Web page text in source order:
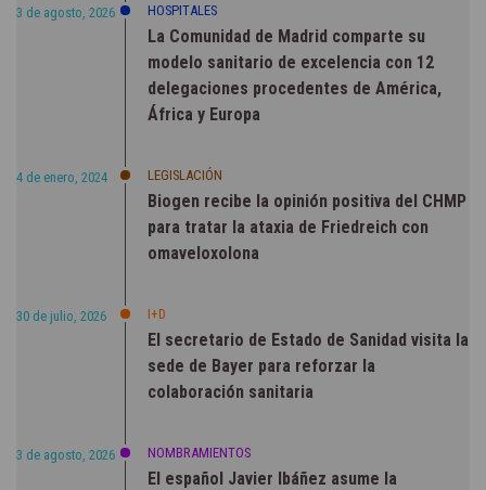
3 de agosto, 2026 HOSPITALES
La Comunidad de Madrid comparte su
modelo sanitario de excelencia con 12
delegaciones procedentes de América,
África y Europa
4 de enero, 2024 LEGISLACIÓN
Biogen recibe la opinión positiva del CHMP
para tratar la ataxia de Friedreich con
omaveloxolona
30 de julio, 2026 I+D
El secretario de Estado de Sanidad visita la
sede de Bayer para reforzar la
colaboración sanitaria
3 de agosto, 2026 NOMBRAMIENTOS
El español Javier Ibáñez asume la